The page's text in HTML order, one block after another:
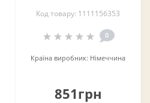
Код товару: 1111156353
0
Країна виробник: Німеччина
851грн